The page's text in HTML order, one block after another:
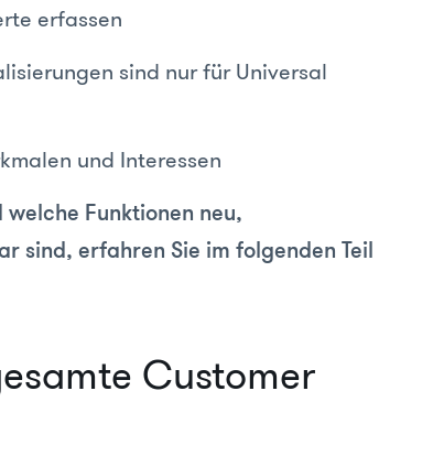
erfassen
sind nur für Universal
und Interessen
Funktionen neu,
sind, erfahren Sie im folgenden Teil
Customer